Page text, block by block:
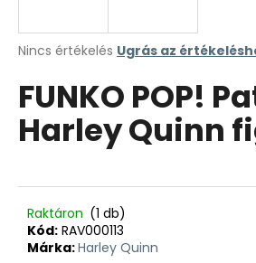
A
átlagos
értékelése
5-
ből
Nincs értékelés Ugrás az
FUNKO POP!
Harley Quinn
Raktáron (1 db)
Kód: RAV000113
Márka:Harley Quinn